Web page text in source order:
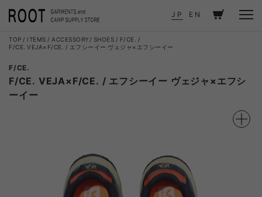
JP EN
TOP ITEMS ACCESSORY SHOES
F/CE.
F/CE. VEJA×F/CE. / エフシーイー ヴェジャ×エフシーイー
F/CE.
F/CE. VEJA×F/CE. / エフシーイー ヴェジャ×エフシ
ーイー